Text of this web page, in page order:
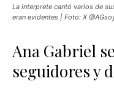
La interprete cantó varios de
eran evidentes | Foto: X
Ana Gabriel
seguidores y